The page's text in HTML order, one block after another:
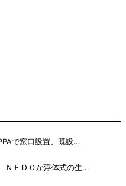
で窓口設置、既設...
ＥＤＯが浮体式の生...